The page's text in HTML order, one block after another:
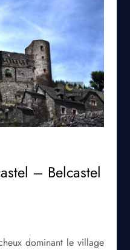
– Belcastel
dominant le village